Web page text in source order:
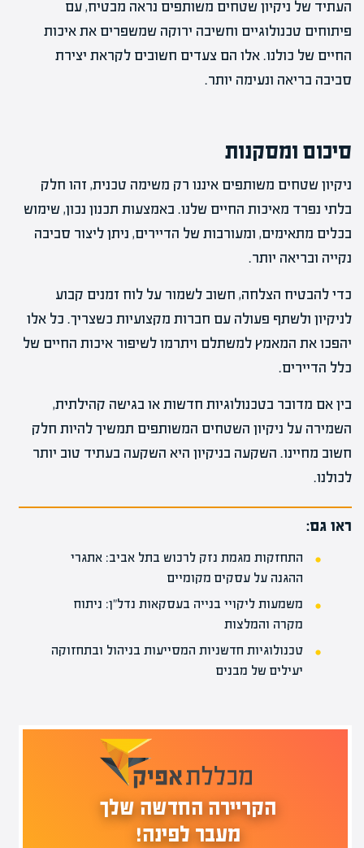
העתיד של ניקיון שטחים משותפים נראה מבטיח, עם
פיתוחים טכנולוגיים וחשיבה ירוקה שמשפרים את איכות
החיים של כולנו. אלו הם צעדים חשובים לקראת יצירת
סביבה בריאה ונעימה יותר.
סיכום ומסקנות
ניקיון שטחים משותפים איננו רק משימה טכנית, זהו חלק
בלתי נפרד מאיכות החיים שלנו. באמצעות תכנון נכון, שימוש
בכלים מתאימים, ומעורבות של הדיירים, ניתן ליצור סביבה
נקייה ובריאה יותר.
כדי להבטיח הצלחה, חשוב לשמור על לוח זמנים קבוע
לניקיון ולשתף פעולה עם חברות מקצועיות כשצריך. כל אלו
יהפכו את המאמץ למשתלם ויתרמו לשיפור איכות החיים של
כלל הדיירים.
בין אם מדובר בטכנולוגיות חדשות או בגישה קהילתית,
השמירה על ניקיון השטחים המשותפים תמשיך להיות חלק
חשוב מחיינו. השקעה בניקיון היא השקעה בעתיד טוב יותר
לכולנו.
ראו גם:
התחזקות מגמת נזק לרכוש בתל אביב: אתגרי
ההגנה על עסקים מקומיים
משמעות ליקויי בנייה בעסקאות נדל"ן: ניתוח
מקרה והמלצות
טכנולוגיות חדשניות המסייעות בניהול ובתחזוקה
יעילים של מבנים
הקריירה החדשה שלך
מעבר לפינה!